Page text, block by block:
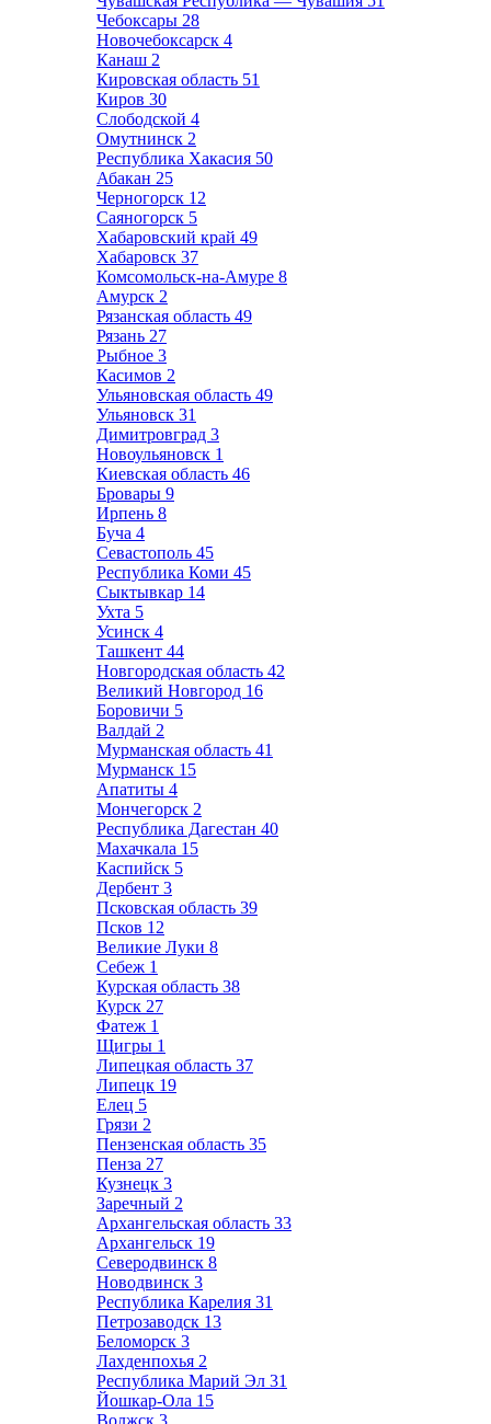
Чебоксары 28
Новочебоксарск 4
Канаш 2
Кировская область 51
Киров 30
Слободской 4
Омутнинск 2
Республика Хакасия 50
Абакан 25
Черногорск 12
Саяногорск 5
Хабаровский край 49
Хабаровск 37
Комсомольск-на-Амуре 8
Амурск 2
Рязанская область 49
Рязань 27
Рыбное 3
Касимов 2
Ульяновская область 49
Ульяновск 31
Димитровград 3
Новоульяновск 1
Киевская область 46
Бровары 9
Ирпень 8
Буча 4
Севастополь 45
Республика Коми 45
Сыктывкар 14
Ухта 5
Усинск 4
Ташкент 44
Новгородская область 42
Великий Новгород 16
Боровичи 5
Валдай 2
Мурманская область 41
Мурманск 15
Апатиты 4
Мончегорск 2
Республика Дагестан 40
Махачкала 15
Каспийск 5
Дербент 3
Псковская область 39
Псков 12
Великие Луки 8
Себеж 1
Курская область 38
Курск 27
Фатеж 1
Щигры 1
Липецкая область 37
Липецк 19
Елец 5
Грязи 2
Пензенская область 35
Пенза 27
Кузнецк 3
Заречный 2
Архангельская область 33
Архангельск 19
Северодвинск 8
Новодвинск 3
Республика Карелия 31
Петрозаводск 13
Беломорск 3
Лахденпохья 2
Республика Марий Эл 31
Йошкар-Ола 15
Волжск 3